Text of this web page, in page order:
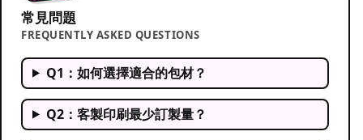
常見問題
FREQUENTLY ASKED QUESTIONS
Q1：如何選擇適合的包材？
Q2：客製印刷最少訂製量？